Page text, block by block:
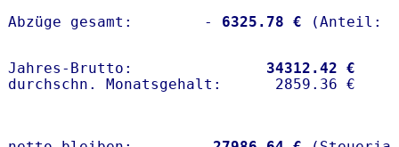
Abzüge gesamt:        -
6325.78 €
Jahres-Brutto: 34312.42 €